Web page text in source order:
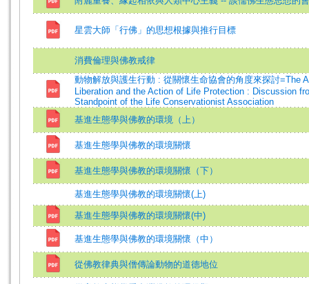
星雲大師「行佛」的思想根據與推行目標
消費倫理與佛教戒律
動物解放與護生行動 : 從關懷生命協會的角度來探討=The
Liberation and the Action of Life Protection : Discussion
Standpoint of the Life Conservationist Association
基進生態學與佛教的環境（上）
基進生態學與佛教的環境關懷
基進生態學與佛教的環境關懷（下）
基進生態學與佛教的環境關懷(上)
基進生態學與佛教的環境關懷(中)
基進生態學與佛教的環境關懷（中）
從佛教律典與僧傳論動物的道德地位